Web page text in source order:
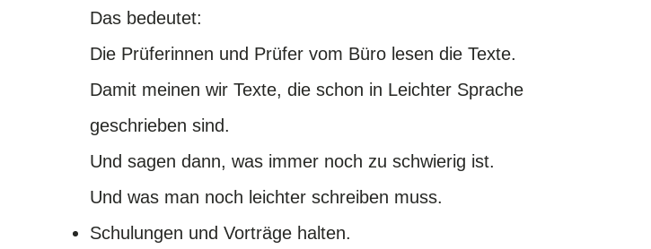
Das bedeutet:
Die Prüferinnen und Prüfer vom Büro lesen die Texte.
Damit meinen wir Texte, die schon in Leichter Sprache
geschrieben sind.
Und sagen dann, was immer noch zu schwierig ist.
Und was man noch leichter schreiben muss.
Schulungen und Vorträge halten.